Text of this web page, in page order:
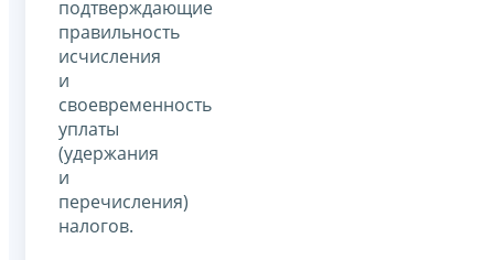
подтверждающие
правильность
исчисления
и
своевременность
уплаты
(удержания
и
перечисления)
налогов.